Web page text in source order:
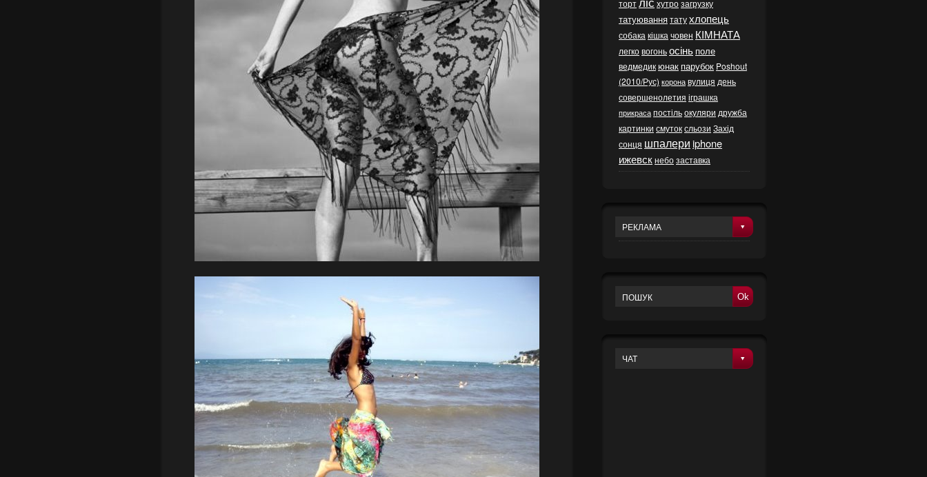
торт хутрозагрузку
татуюваннятатухлопець
собака кішка човен КІМНАТА
легковогоньосінь поле
ведмедик юнак парубок Poshout
(2010/Рус) корона вулиця день
совершенолетия іграшка
прикраса постільокуляри дружба
картинки смутоксльози Захід
сонця шпалериiphone
ижевскнебозаставка
РЕКЛАМА
Ok
ЧАТ